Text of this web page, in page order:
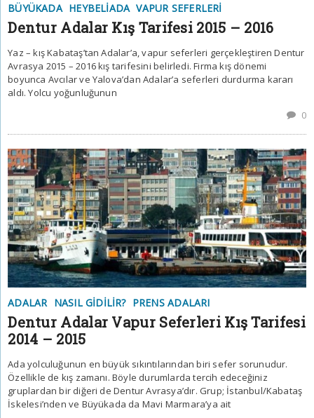
BÜYÜKADA HEYBELIADA VAPUR SEFERLERI
Dentur Adalar Kış Tarifesi 2015 – 2016
Yaz – kış Kabataş’tan Adalar’a, vapur seferleri gerçekleştiren Dentur
Avrasya 2015 – 2016 kış tarifesini belirledi. Firma kış dönemi
boyunca Avcılar ve Yalova’dan Adalar’a seferleri durdurma kararı
aldı. Yolcu yoğunluğunun
0
ADALAR NASIL GIDILIR? PRENS ADALARI
Dentur Adalar Vapur Seferleri Kış Tarifesi
2014 – 2015
Ada yolculuğunun en büyük sıkıntılarından biri sefer sorunudur.
Özellikle de kış zamanı. Böyle durumlarda tercih edeceğiniz
gruplardan bir diğeri de Dentur Avrasya’dır. Grup; İstanbul/Kabataş
İskelesi’nden ve Büyükada da Mavi Marmara’ya ait